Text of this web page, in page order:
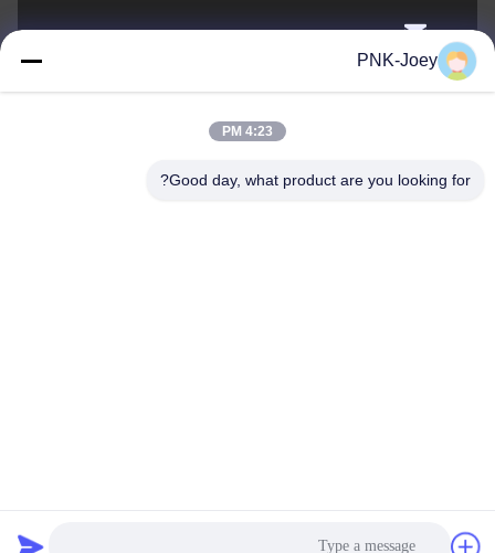
البريد
xianzhihao@gzxingchao.info
008613580404923
PNK-Joey
4:23 PM
Good day, what product are you looking for?